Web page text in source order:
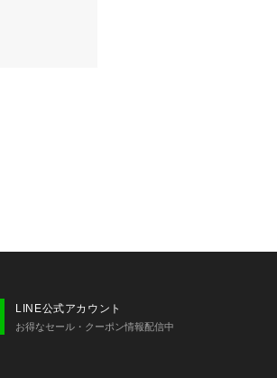
れたウレタ
X FORGEDア
LINE公式アカウント
お得なセール・クーポン情報配信中